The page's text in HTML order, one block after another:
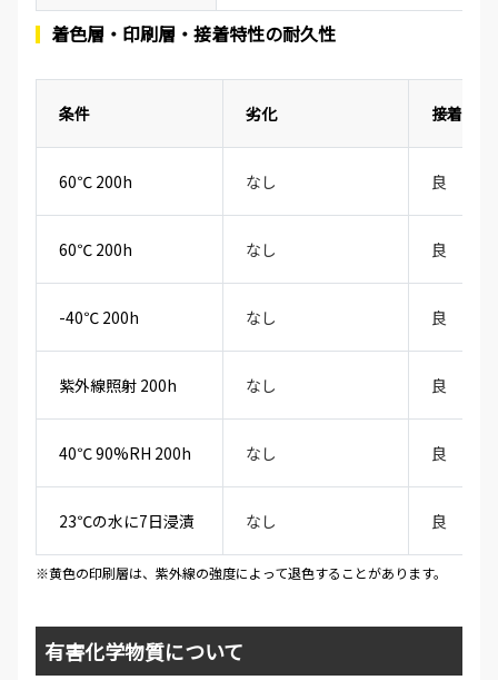
着色層・印刷層・接着特性の耐久性
条件 劣化 接着性
60℃ 200h なし 良
60℃ 200h なし 良
-40℃ 200h なし 良
紫外線照射 200h なし 良
40℃ 90%RH 200h なし 良
23℃の水に7日浸漬 なし 良
※黄色の印刷層は、紫外線の強度によって退色することがあります。
有害化学物質について